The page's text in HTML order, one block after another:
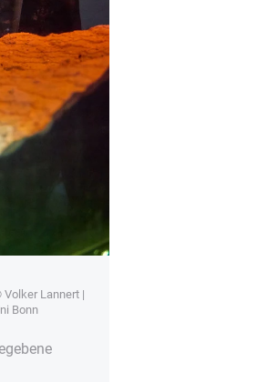
Volker Lannert |
Bonn